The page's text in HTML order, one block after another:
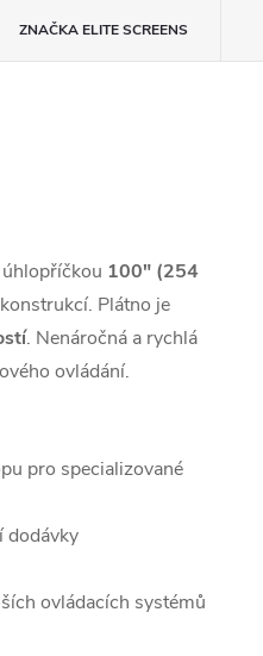
ZNAČKAELITE SCREENS
100" (254
Plátno je
. Nenáročná a rychlá
ovládání.
pro specializované
dodávky
ovládacích systémů